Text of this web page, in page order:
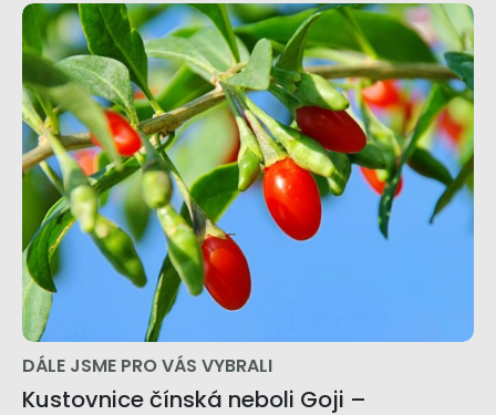
DÁLE JSME PRO VÁS VYBRALI
Kustovnice čínská neboli Goji –